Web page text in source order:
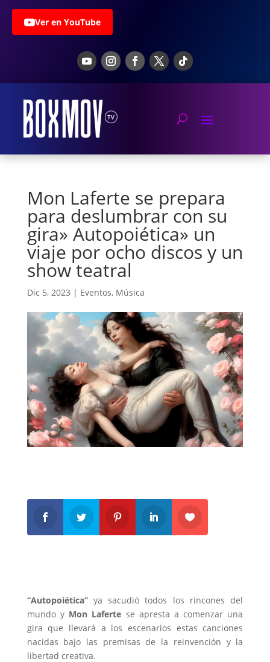
Ver en YouTube
Mon Laferte se prepara
para deslumbrar con su
gira» Autopoiética» un
viaje por ocho discos y un
show teatral
Dic 5, 2023 | Eventos, Música
“Autopoiética”ya sacudió todos los rincones del
mundo y Mon Laferte se apresta a comenzar una
gira que llevará a los escenarios estas canciones
nacidas bajo las premisas de la reinvención y la
libertad creativa.